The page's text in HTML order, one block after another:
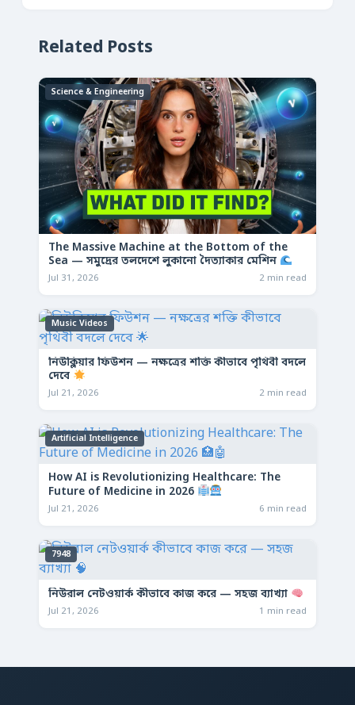
Related Posts
Science & Engineering
The Massive Machine at the Bottom of the
Sea — সমুদ্রের তলদেশে লুকানো দৈত্যাকার মেশিন
Jul 31, 2026 2 min read
Music Videos
নিউক্লিয়ার ফিউশন — নক্ষত্রের শক্তি কীভাবে পৃথিবী বদলে
দেবে
Jul 21, 2026 2 min read
Artificial Intelligence
How AI is Revolutionizing Healthcare: The
Future of Medicine in 2026
Jul 21, 2026 6 min read
7948
নিউরাল নেটওয়ার্ক কীভাবে কাজ করে — সহজ ব্যাখ্যা
Jul 21, 2026 1 min read